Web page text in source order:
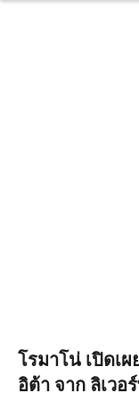
โรมาโน่ เปิดเ
อิต้า จาก ลิเวอ